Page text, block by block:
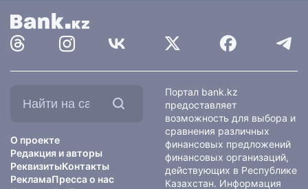
О проекте
Редакция и авторы
РеквизитыКонтакты
РекламаПресса о нас
Портал bank.kz
предоставляет
возможность для выбора и
сравнения различных
финансовых предложений
финансовых организаций,
действующих в Республике
Казахстан. Информация